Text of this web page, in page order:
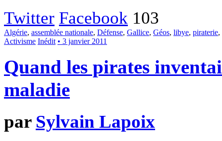
Twitter Facebook 103
Algérie, assemblée nationale, Défense, Gallice, Géos, libye, piraterie,
Activisme Inédit • 3 janvier 2011
Quand les pirates
maladie
par Sylvain Lapoix